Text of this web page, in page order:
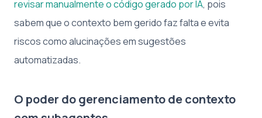
revisar manualmente o código gerado por IA, pois
sabem que o contexto bem gerido faz falta e evita
riscos como alucinações em sugestões
automatizadas.
O poder do gerenciamento de contexto